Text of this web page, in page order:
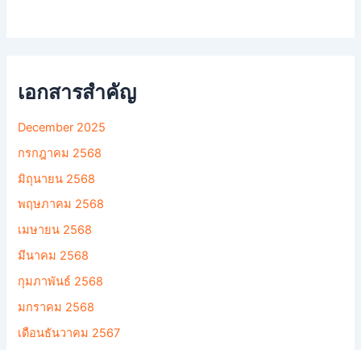
เอกสารสำคัญ
December 2025
กรกฎาคม 2568
มิถุนายน 2568
พฤษภาคม 2568
เมษายน 2568
มีนาคม 2568
กุมภาพันธ์ 2568
มกราคม 2568
เดือนธันวาคม 2567